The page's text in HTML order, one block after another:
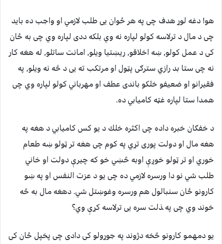
هو! دغه لوړ هدف چى په هر ځوان يى طلب لازمي او واجب ده بايد
چى د مال د ترلاسه كولو لپاره نه وي بلكه ددى لپاره وي چى به ځان
كى د عمل كولو, ښه اخلاقو, ريښتيا ويلو, امانت ساتلو, له هغه كار
نه چى ستا بد رازي سترګى پټول او مرتكب ته يى د څه نه ويلو, په
فقيرانو او ضعيفو خلكو باندى عطف او مهرباني كولو لپاره وي چی
همدا ستا لپاره غټه كاميابي ده.
د خفګان خبره داده چى اكثره خلك د يو كس كاميابي د هغه په
هغه مال او دولت پورى تړي په كوم چى هغه تر ټولو ښه طعام
خوري او تر ټولو خوږې اوبه څښي خو كه چيرې دولت او خاني
طلب شي نو دا ورسره لازمي ده چى يو د عزت النفس او په ښو
كارونو ځان سنبالول هم ورسره وغوښتل شي. دهغه مال به څه
خوند وي چى په ‍‍‍‍‍ذلت سره یی ترلاسه کړې وي؟
يو دمهمو كارونو څخه دژوند په جوړولو كى دادى چى پخپل ځان كى